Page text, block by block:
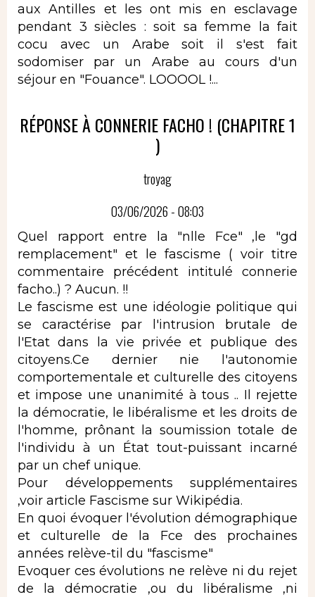
aux Antilles et les ont mis en esclavage
pendant 3 siècles : soit sa femme la fait
cocu avec un Arabe soit il s'est fait
sodomiser par un Arabe au cours d'un
séjour en "Fouance". LOOOOL !...
RÉPONSE À CONNERIE FACHO ! (CHAPITRE 1
)
troyag
03/06/2026 - 08:03
Quel rapport entre la "nlle Fce" ,le "gd
remplacement" et le fascisme ( voir titre
commentaire précédent intitulé connerie
facho..) ? Aucun. !!
Le fascisme est une idéologie politique qui
se caractérise par l'intrusion brutale de
l'Etat dans la vie privée et publique des
citoyens.Ce dernier nie l'autonomie
comportementale et culturelle des citoyens
et impose une unanimité à tous .. Il rejette
la démocratie, le libéralisme et les droits de
l'homme, prônant la soumission totale de
l'individu à un État tout-puissant incarné
par un chef unique.
Pour développements supplémentaires
,voir article Fascisme sur Wikipédia.
En quoi évoquer l'évolution démographique
et culturelle de la Fce des prochaines
années relève-til du "fascisme"
Evoquer ces évolutions ne relève ni du rejet
de la démocratie ,ou du libéralisme ,ni